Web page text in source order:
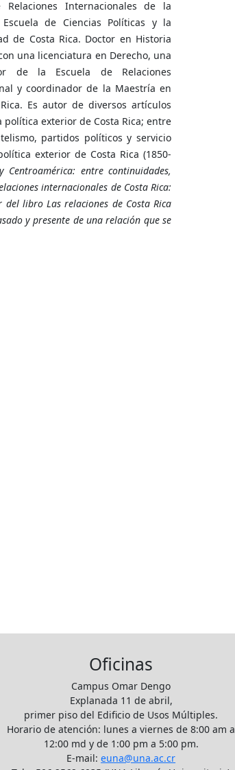
Internacionales de la
de Ciencias Políticas y la
de Costa Rica. Doctor en Historia
una licenciatura en Derecho, una
de la Escuela de Relaciones
y coordinador de la Maestría en
Es autor de diversos artículos
exterior de Costa Rica; entre
partidos políticos y servicio
exterior de Costa Rica (1850-
Centroamérica: entre continuidades,
internacionales de Costa Rica:
libro Las relaciones de Costa Rica
y presente de una relación que se
Oficinas
Campus Omar Dengo
Explanada 11 de abril,
primer piso del Edificio de Usos Múltiples.
Horario de atención: lunes a viernes de 8:00 am a
12:00 md y de 1:00 pm a 5:00 pm.
E-mail:euna@una.ac.cr